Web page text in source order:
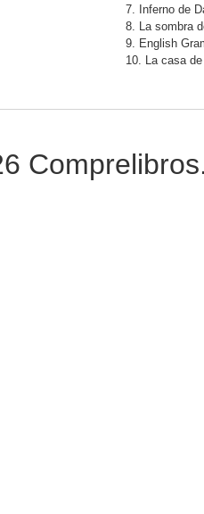
7. Inferno de
8. La sombra
9. English
10. La casa